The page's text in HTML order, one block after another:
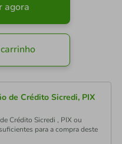
agora
de Crédito Sicredi, PIX
Crédito Sicredi , PIX ou
para a compra deste